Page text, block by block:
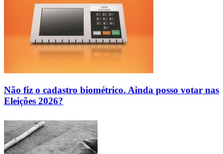
Não fiz o cadastro biométrico. Ainda posso votar nas
Eleições 2026?